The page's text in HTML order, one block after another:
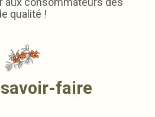
qualité !
faire